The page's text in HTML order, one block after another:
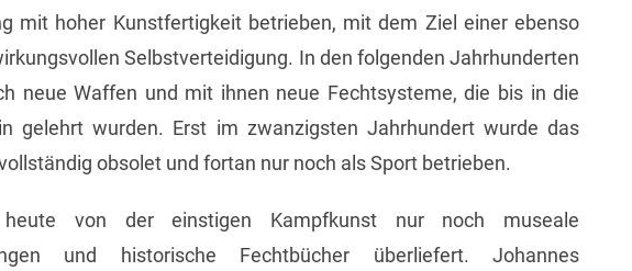
mit hoher Kunstfertigkeit betrieben, mit dem Ziel einer ebenso
Selbstverteidigung. In den folgenden Jahrhunderten
neue Waffen und mit ihnen neue Fechtsysteme, die bis in die
gelehrt wurden. Erst im zwanzigsten Jahrhundert wurde das
obsolet und fortan nur noch als Sport betrieben.
von der einstigen Kampfkunst nur noch museale
und historische Fechtbücher überliefert. Johannes